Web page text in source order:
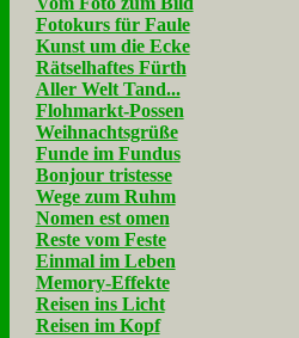
Fotokurs für Faule
Kunst um die Ecke
Rätselhaftes Fürth
Aller Welt Tand...
Flohmarkt-Possen
Weihnachtsgrüße
Funde im Fundus
Bonjour tristesse
Wege zum Ruhm
Nomen est omen
Reste vom Feste
Einmal im Leben
Memory-Effekte
Reisen ins Licht
Reisen im Kopf